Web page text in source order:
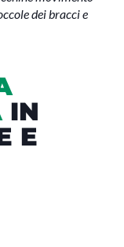
dei bracci e
IN
E